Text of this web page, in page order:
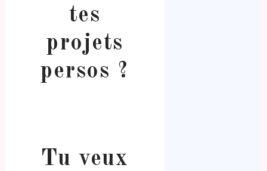
tes
projets
persos ?
Tu veux